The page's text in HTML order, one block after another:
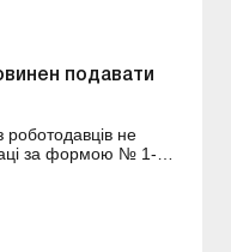
подавати
роботодавців не
за формою № 1-